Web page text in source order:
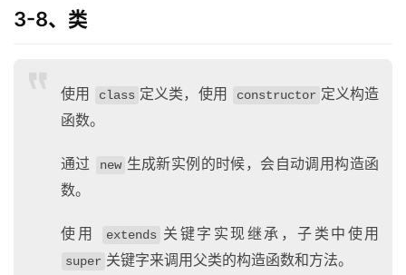
3-8、类
使用 class 定义类，使用 constructor 定义构造
函数。
通过 new 生成新实例的时候，会自动调用构造函
数。
使用 extends 关键字实现继承，子类中使用
super 关键字来调用父类的构造函数和方法。